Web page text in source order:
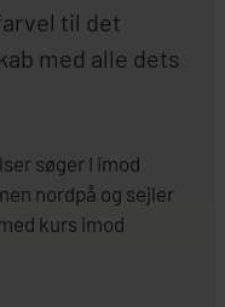
til det
med alle dets
søger I imod
nordpå og sejler
kurs imod